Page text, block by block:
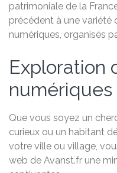
patrimoniale de la
précédent à une variété
numériques, organisés
Exploration
numériques
Que vous soyez un
curieux ou un habitant
votre ville ou village,
web de Avanst.fr une